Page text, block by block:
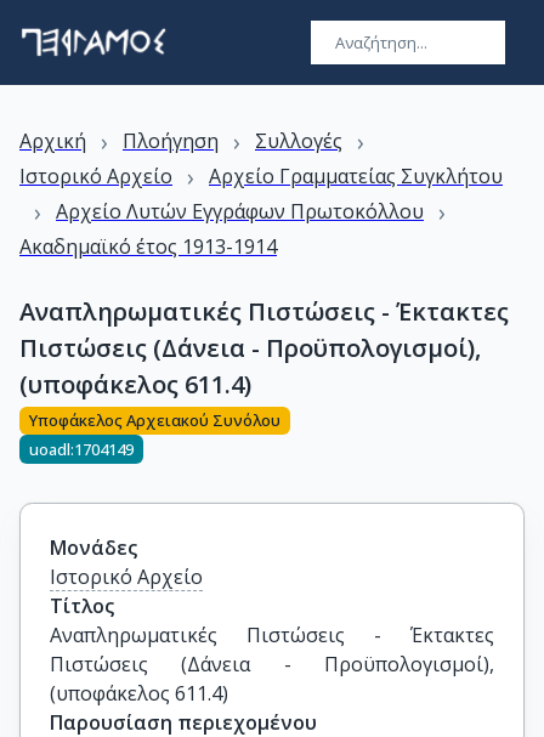
Αρχική › Πλοήγηση › Συλλογές ›
Ιστορικό Αρχείο › Αρχείο Γραμματείας Συγκλήτου
› Αρχείο Λυτών Εγγράφων Πρωτοκόλλου ›
Ακαδημαϊκό έτος 1913-1914
Αναπληρωματικές Πιστώσεις - Έκτακτες
Πιστώσεις (Δάνεια - Προϋπολογισμοί),
(υποφάκελος 611.4)
Υποφάκελος Αρχειακού Συνόλου
uoadl:1704149
Μονάδες
Ιστορικό Αρχείο
Τίτλος
Αναπληρωματικές Πιστώσεις - Έκτακτες
Πιστώσεις (Δάνεια - Προϋπολογισμοί),
(υποφάκελος 611.4)
Παρουσίαση περιεχομένου